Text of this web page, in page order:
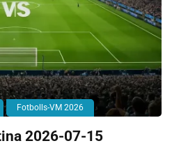
Fotbolls-VM 2026
2026-07-15